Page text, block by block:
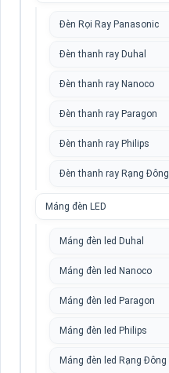
Đèn Rọi Ray Panasonic
Đèn thanh ray Duhal
Đèn thanh ray Nanoco
Đèn thanh ray Paragon
Đèn thanh ray Philips
Đèn thanh ray Rạng Đông
Máng đèn LED
Máng đèn led Duhal
Máng đèn led Nanoco
Máng đèn led Paragon
Máng đèn led Philips
Máng đèn led Rạng Đông